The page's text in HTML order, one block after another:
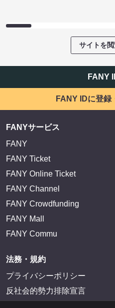
サイトを
FANY
FANY IDに登録
FANYサービス
FANY
FANY Ticket
FANY Online Ticket
FANY Channel
FANY Crowdfunding
FANY Mall
FANY Commu
法務・規約
プライバシーポリシー
反社会的勢力排除宣言